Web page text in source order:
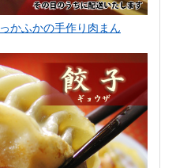
かふかの手作り肉まん